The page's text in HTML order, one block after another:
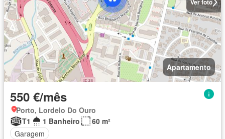
Ver foto
Apartamento
550 €/mês
Porto, Lordelo Do Ouro
T1
1 Banheiro
60 m²
Garagem